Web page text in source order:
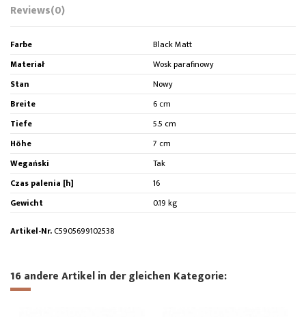
Reviews(0)
Farbe
Black Matt
Materiał
Wosk parafinowy
Stan
Nowy
Breite
6 cm
Tiefe
5.5 cm
Höhe
7 cm
Wegański
Tak
Czas palenia [h]
16
Gewicht
0.19 kg
Artikel-Nr.C5905699102538
16 andere Artikel in der gleichen Kategorie: